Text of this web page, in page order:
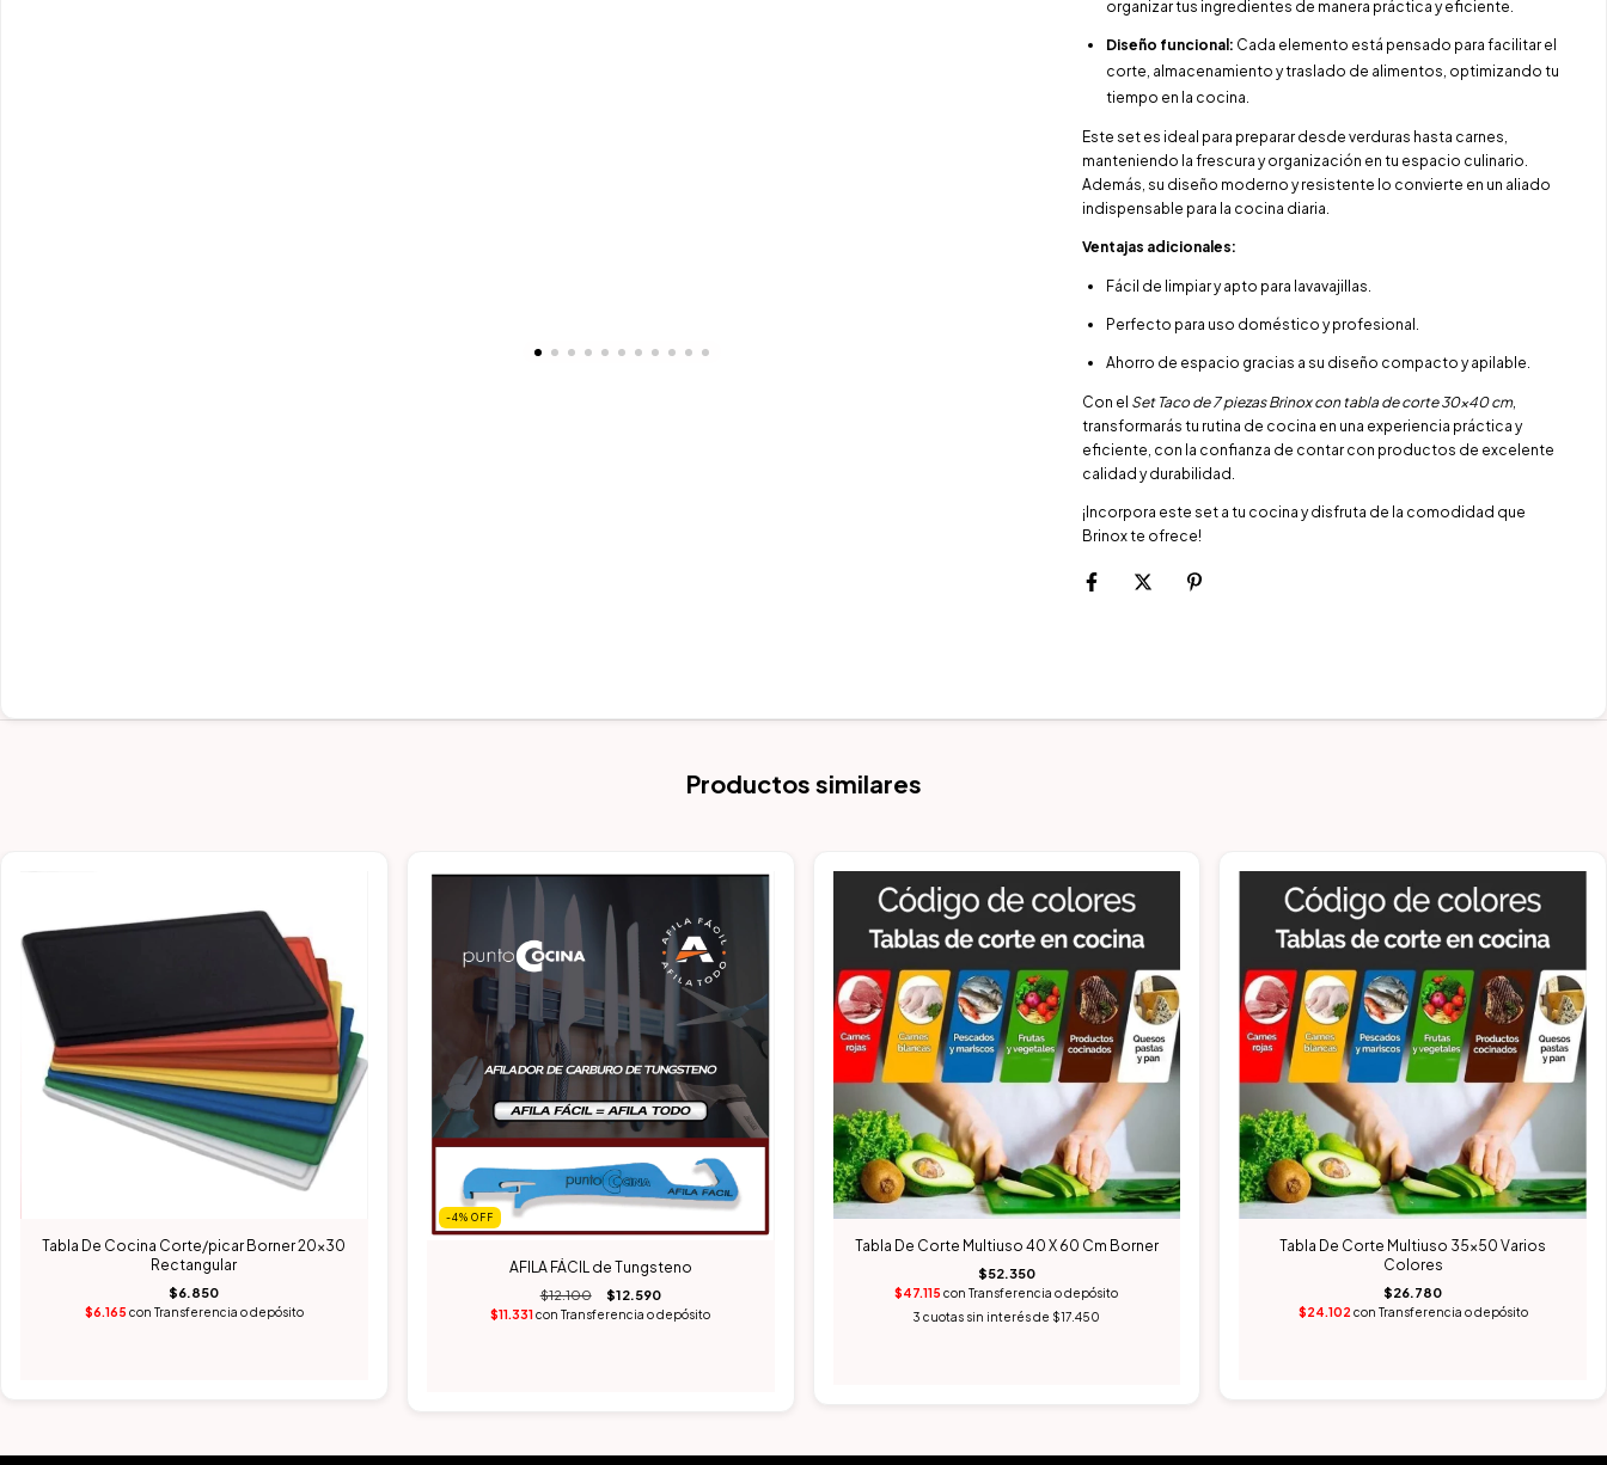
organizar tus ingredientes de manera práctica y eficiente.
Diseño funcional: Cada elemento está pensado para facilitar el
corte, almacenamiento y traslado de alimentos, optimizando tu
tiempo en la cocina.
Este set es ideal para preparar desde verduras hasta carnes,
manteniendo la frescura y organización en tu espacio culinario.
Además, su diseño moderno y resistente lo convierte en un aliado
indispensable para la cocina diaria.
Ventajas adicionales:
Fácil de limpiar y apto para lavavajillas.
Perfecto para uso doméstico y profesional.
Ahorro de espacio gracias a su diseño compacto y apilable.
Con el Set Taco de 7 piezas Brinox con tabla de corte 30x40 cm,
transformarás tu rutina de cocina en una experiencia práctica y
eficiente, con la confianza de contar con productos de excelente
calidad y durabilidad.
¡Incorpora este set a tu cocina y disfruta de la comodidad que
Brinox te ofrece!
Productos similares
Tabla De Cocina Corte/picar Borner 20x30
Rectangular
$6.850
$6.165 con Transferencia o depósito
-4% OFF
AFILA FÁCIL de Tungsteno
$12.100 $12.590
$11.331con Transferencia o depósito
Tabla De Corte Multiuso 40 X 60 Cm Borner
$52.350
$47.115con Transferencia o depósito
3 cuotas sin interés de $17.450
Tabla De Corte Multiuso 35x50 Varios
Colores
$26.780
$24.102 con Transferencia o depósito